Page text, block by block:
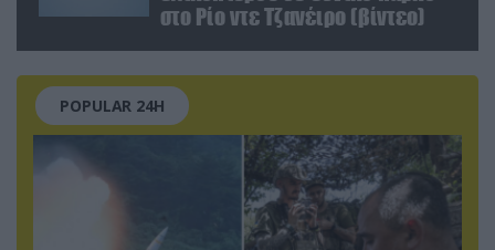
στο Ρίο ντε Τζανέιρο (βίντεο)
POPULAR 24H